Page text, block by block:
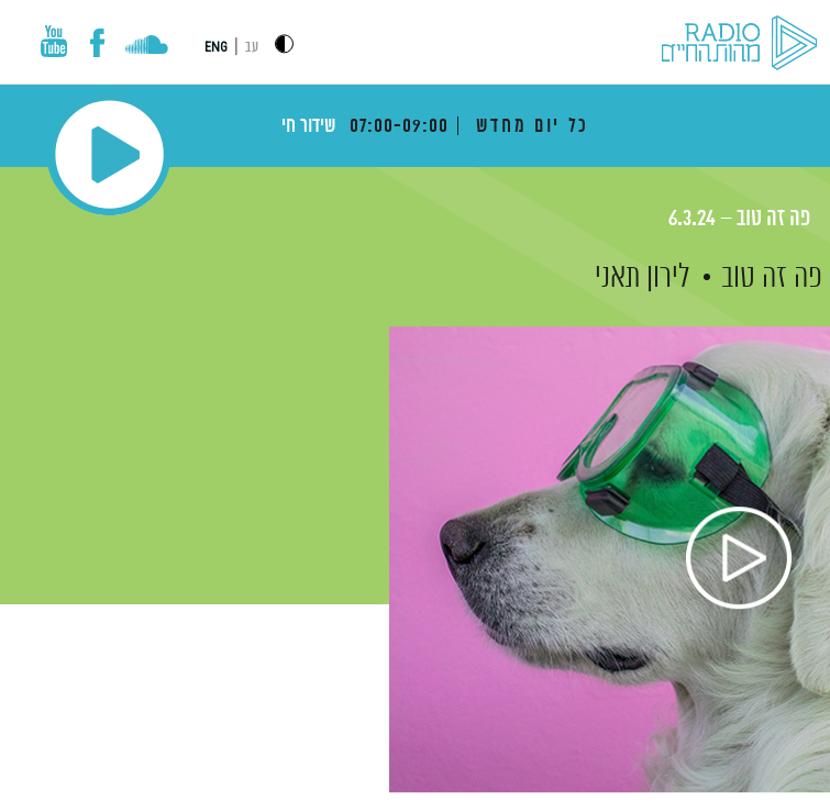
עב ENG
כל יום מחדש 07:00-09:00 שידור חי
פה זה טוב – 6.3.24
פה זה טוב לירון תאני